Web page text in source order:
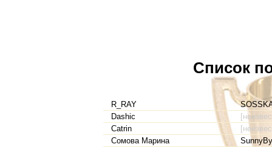
Список
R_RAY
Dashic
Catrin
Сомова Марина
SunnyBy